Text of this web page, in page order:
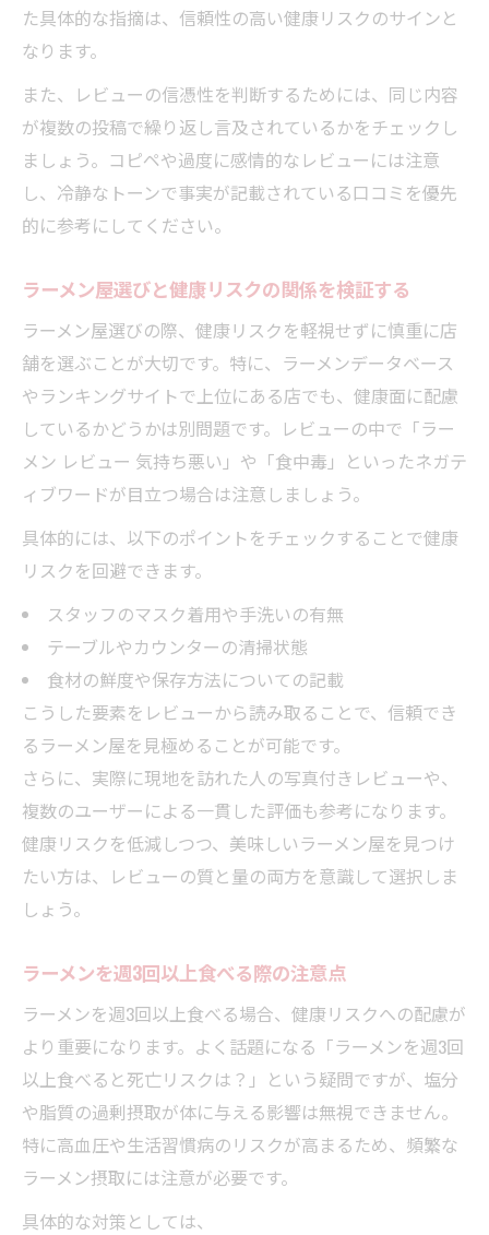
た具体的な指摘は、信頼性の高い健康リスクのサインと
なります。
また、レビューの信憑性を判断するためには、同じ内容
が複数の投稿で繰り返し言及されているかをチェックし
ましょう。コピペや過度に感情的なレビューには注意
し、冷静なトーンで事実が記載されている口コミを優先
的に参考にしてください。
ラーメン屋選びと健康リスクの関係を検証する
ラーメン屋選びの際、健康リスクを軽視せずに慎重に店
舗を選ぶことが大切です。特に、ラーメンデータベース
やランキングサイトで上位にある店でも、健康面に配慮
しているかどうかは別問題です。レビューの中で「ラー
メン レビュー 気持ち悪い」や「食中毒」といったネガテ
ィブワードが目立つ場合は注意しましょう。
具体的には、以下のポイントをチェックすることで健康
リスクを回避できます。
スタッフのマスク着用や手洗いの有無
テーブルやカウンターの清掃状態
食材の鮮度や保存方法についての記載
こうした要素をレビューから読み取ることで、信頼でき
るラーメン屋を見極めることが可能です。
さらに、実際に現地を訪れた人の写真付きレビューや、
複数のユーザーによる一貫した評価も参考になります。
健康リスクを低減しつつ、美味しいラーメン屋を見つけ
たい方は、レビューの質と量の両方を意識して選択しま
しょう。
ラーメンを週3回以上食べる際の注意点
ラーメンを週3回以上食べる場合、健康リスクへの配慮が
より重要になります。よく話題になる「ラーメンを週3回
以上食べると死亡リスクは？」という疑問ですが、塩分
や脂質の過剰摂取が体に与える影響は無視できません。
特に高血圧や生活習慣病のリスクが高まるため、頻繁な
ラーメン摂取には注意が必要です。
具体的な対策としては、